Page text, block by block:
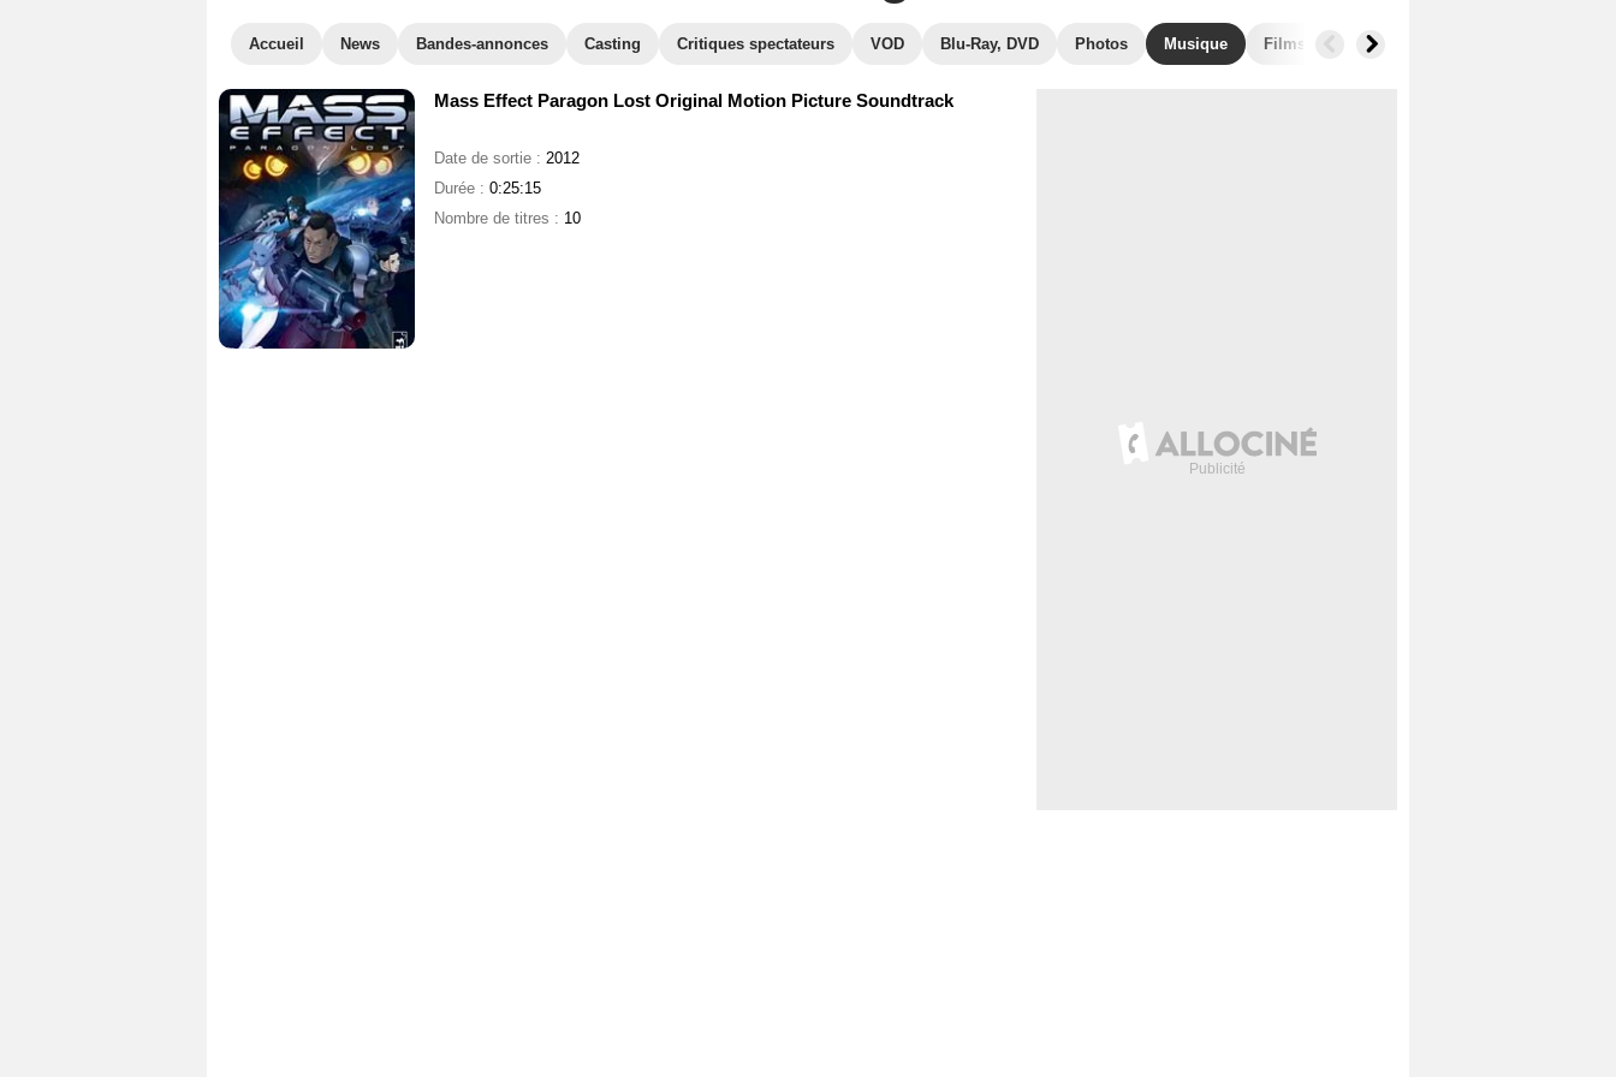
Accueil News Bandes-annonces Casting Critiques spectateurs VOD Blu-Ray, DVD Photos Musique Films similaires
Mass Effect Paragon Lost Original Motion Picture Soundtrack
Date de sortie : 2012
Durée : 0:25:15
Nombre de titres : 10